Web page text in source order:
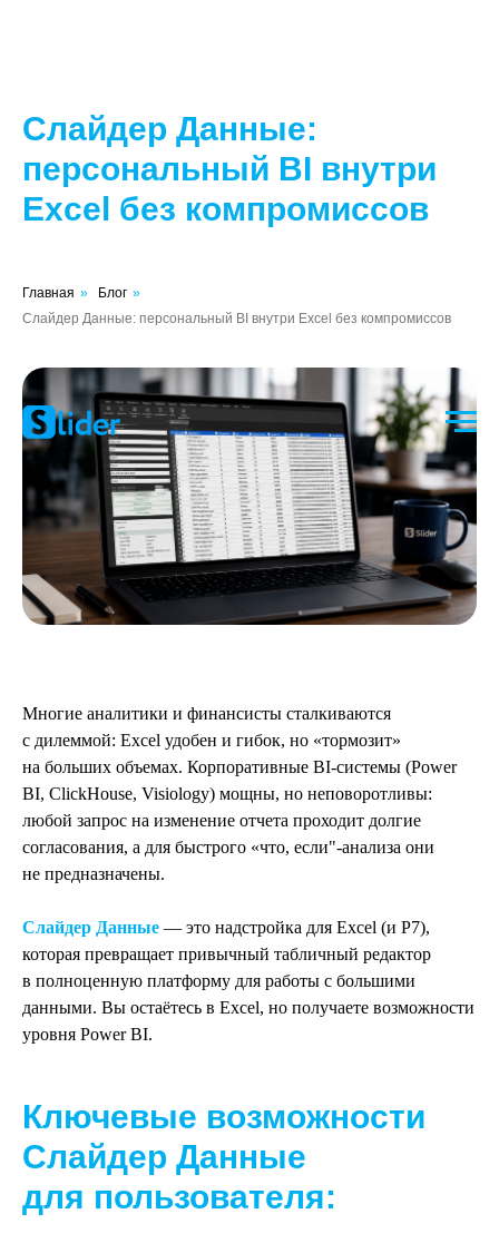
Слайдер Данные:
персональный BI внутри
Excel без компромиссов
Главная » Блог »
Слайдер Данные: персональный BI внутри Excel без компромиссов
Многие аналитики и финансисты сталкиваются
с дилеммой: Excel удобен и гибок, но «тормозит»
на больших объемах. Корпоративные BI-системы (Power
BI, ClickHouse, Visiology) мощны, но неповоротливы:
любой запрос на изменение отчета проходит долгие
согласования, а для быстрого «что, если"-анализа они
не предназначены.
Слайдер Данные — это надстройка для Excel (и Р7),
которая превращает привычный табличный редактор
в полноценную платформу для работы с большими
данными. Вы остаётесь в Excel, но получаете возможности
уровня Power BI.
Ключевые возможности
Слайдер Данные
для пользователя: